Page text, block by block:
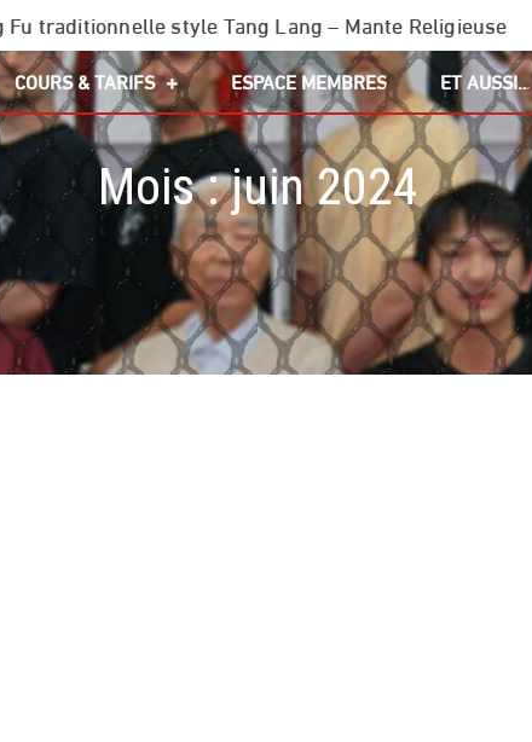
Fu traditionnelle style Tang Lang – Mante Religieuse
COURS & TARIFS ESPACE MEMBRES ET AUSSI…
Mois :juin 2024